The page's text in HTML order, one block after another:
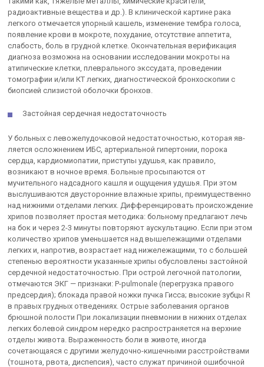
радиоактивные веще­ства и др.). В клинической картине рака
легкого отмечается упорный кашель, изменение тембра голоса,
появление крови в мокроте, поху­дание, отсутствие аппетита,
слабость, боль в грудной клетке. Оконча­тельная верификация
диагноза возможна на основании исследовании мокроты на
атипические клетки, плеврального экссудата, проведении
томографии и/или КТ легких, диагностической бронхоскопии с
биоп­сией слизистой оболочки бронхов.
Застойная сердечная недостаточность
У больных с левожелудочковой недостаточностью, которая яв­
ляется осложнением ИБС, артериальной гипертонии, порока
сердца, кардиомиопатии, приступы удушья, как правило,
возникают в ночное время. Больные просыпаются от
мучительного надсадного кашля и ощущения удушья. При этом
выслушиваются двусторонние влажные хрипы, преимущественно
над нижними отделами легких. Дифференцировать происхождение
хрипов позволяет простая ме­тодика: больному предлагают лечь
на бок и через 2-3 минуты повторя­ют аускультацию. Если при этом
количество хрипов уменьшается над вышележащими отделами
легких и, напротив, возрастает над нижеле­жащими, то с большей
степенью вероятности указанные хрипы обу­словлены застойной
сердечной недостаточностью. При острой легочной патологии,
отмечаются ЭКГ — признаки: P-pulmonale (перегрузка правого
предсердия); блокада правой ножки пучка Гисса; высокие зубцы R
в правых грудных отведениях. Острые заболевания органов
брюшной полости При локализации пневмонии в нижних отделах
легких болевой синдром нередко распространяется на верхние
отделы живота. Вы­раженность боли в животе, иногда
сочетающаяся с другими желудоч­но-кишечными расстройствами
(тошнота, рвота, диспепсия), часто служат причиной ошибочной